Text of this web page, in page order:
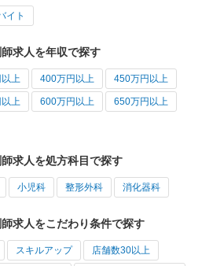
イト
求人を年収で探す
上 400万円以上 450万円以上
上 600万円以上 650万円以上
求人を処方科目で探す
小児科 整形外科 消化器科
求人をこだわり条件で探す
スキルアップ 店舗数30以上